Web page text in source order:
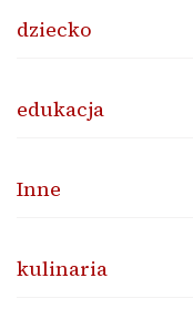
dziecko
edukacja
Inne
kulinaria